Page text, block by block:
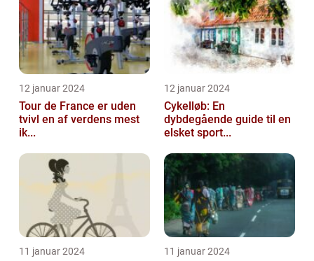
12 januar 2024
Tour de France er uden
tvivl en af verdens mest
ik...
12 januar 2024
Cykelløb: En
dybdegående guide til en
elsket sport...
11 januar 2024 11 januar 2024